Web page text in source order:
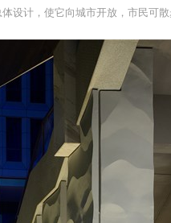
设计，使它向城市开放，市民可